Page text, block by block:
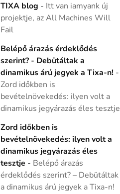
TIXA blog - Itt van iamyank új
projektje, az All Machines Will
Fail
Belépő árazás érdeklődés
szerint? - Debütáltak a
dinamikus árú jegyek a Tixa-n! -
Zord időkben is
bevételnövekedés: ilyen volt a
dinamikus jegyárazás éles tesztje
Zord időkben is
bevételnövekedés: ilyen volt a
dinamikus jegyárazás éles
tesztje - Belépő árazás
érdeklődés szerint? – Debütáltak
a dinamikus árú jegyek a Tixa-n!